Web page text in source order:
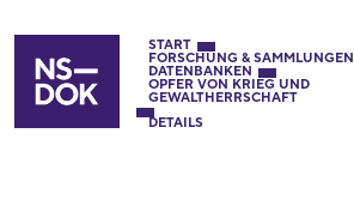
START
FORSCHUNG & SAMMLUNGEN
DATENBANKEN
OPFER VON KRIEG UND
GEWALTHERRSCHAFT
DETAILS